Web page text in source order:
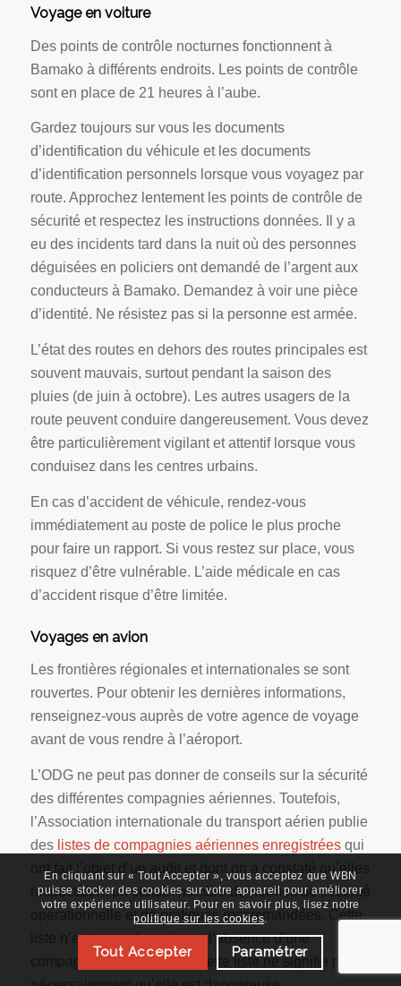
Voyage en voiture
Des points de contrôle nocturnes fonctionnent à
Bamako à différents endroits. Les points de contrôle
sont en place de 21 heures à l’aube.
Gardez toujours sur vous les documents
d’identification du véhicule et les documents
d’identification personnels lorsque vous voyagez par
route. Approchez lentement les points de contrôle de
sécurité et respectez les instructions données. Il y a
eu des incidents tard dans la nuit où des personnes
déguisées en policiers ont demandé de l’argent aux
conducteurs à Bamako. Demandez à voir une pièce
d’identité. Ne résistez pas si la personne est armée.
L’état des routes en dehors des routes principales est
souvent mauvais, surtout pendant la saison des
pluies (de juin à octobre). Les autres usagers de la
route peuvent conduire dangereusement. Vous devez
être particulièrement vigilant et attentif lorsque vous
conduisez dans les centres urbains.
En cas d’accident de véhicule, rendez-vous
immédiatement au poste de police le plus proche
pour faire un rapport. Si vous restez sur place, vous
risquez d’être vulnérable. L’aide médicale en cas
d’accident risque d’être limitée.
Voyages en avion
Les frontières régionales et internationales se sont
rouvertes. Pour obtenir les dernières informations,
renseignez-vous auprès de votre agence de voyage
avant de vous rendre à l’aéroport.
L’ODG ne peut pas donner de conseils sur la sécurité
des différentes compagnies aériennes. Toutefois,
l’Association internationale du transport aérien publie
des listes de compagnies aériennes enregistréesqui
ont fait l’objet d’un audit et dont on a constaté qu’elles
respectaient un certain nombre de normes de sécurité
opérationnelle et de pratiques recommandées. Cette
liste n’est pas exhaustive et l’absence d’une
compagnie aérienne dans cette liste ne signifie pas
En cliquant sur « Tout Accepter », vous acceptez que WBN
puisse stocker des cookies sur votre appareil pour améliorer
votre expérience utilisateur. Pour en savoir plus, lisez notre
politique sur les cookies.
Tout Accepter Paramétrer